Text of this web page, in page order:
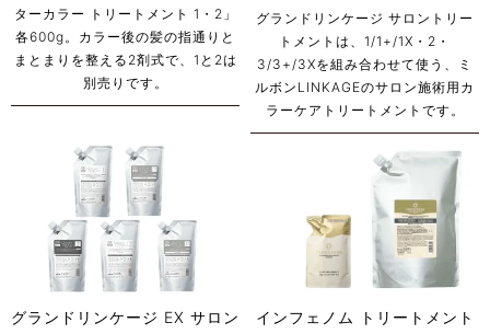
ターカラー トリートメント 1・2」
各600g。カラー後の髪の指通りと
まとまりを整える2剤式で、1と2は
別売りです。
グランドリンケージ サロントリー
トメントは、1/1+/1X・2・
3/3+/3Xを組み合わせて使う、ミ
ルボンLINKAGEのサロン施術用カ
ラーケアトリートメントです。
グランドリンケージ EX サロン
インフェノム トリートメント